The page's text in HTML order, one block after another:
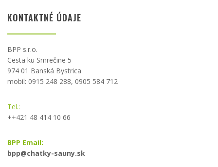
KONTAKTNÉ ÚDAJE
BPP s.r.o.
Cesta ku Smrečine 5
974 01 Banská Bystrica
mobil: 0915 248 288, 0905 584 712
Tel.:
++421 48 414 10 66
BPP Email:
bpp@chatky-sauny.sk